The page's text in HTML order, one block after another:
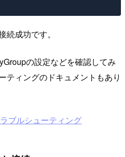
続成功です。
の設定などを確認してみ
ティングのドキュメントもあり
ブルシューティング